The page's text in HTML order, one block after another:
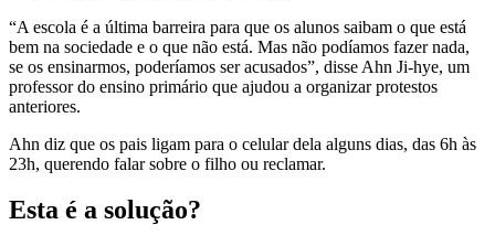
“A escola é a última barreira para que os alunos saibam o que está
bem na sociedade e o que não está. Mas não podíamos fazer nada,
se os ensinarmos, poderíamos ser acusados”, disse Ahn Ji-hye, um
professor do ensino primário que ajudou a organizar protestos
anteriores.
Ahn diz que os pais ligam para o celular dela alguns dias, das 6h às
23h, querendo falar sobre o filho ou reclamar.
Esta é a solução?